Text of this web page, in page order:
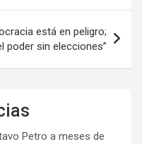
está en peligro;
poder sin elecciones”
Petro a meses de